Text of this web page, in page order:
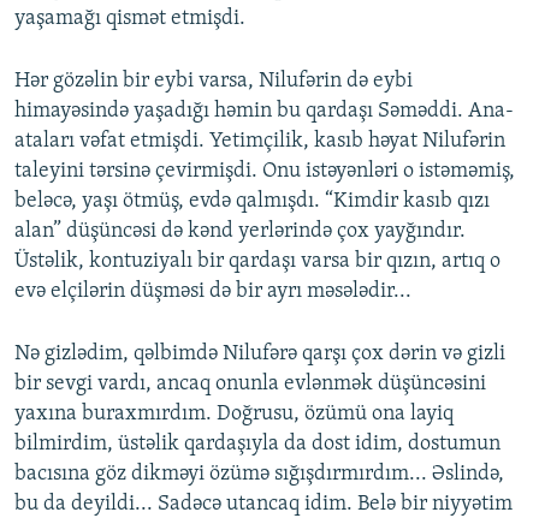
yaşamağı qismət etmişdi.
Hər gözəlin bir eybi varsa, Nilufərin də eybi
himayəsində yaşadığı həmin bu qardaşı Səməddi. Ana-
ataları vəfat etmişdi. Yetimçilik, kasıb həyat Nilufərin
taleyini tərsinə çevirmişdi. Onu istəyənləri o istəməmiş,
beləcə, yaşı ötmüş, evdə qalmışdı. “Kimdir kasıb qızı
alan” düşüncəsi də kənd yerlərində çox yayğındır.
Üstəlik, kontuziyalı bir qardaşı varsa bir qızın, artıq o
evə elçilərin düşməsi də bir ayrı məsələdir...
Nə gizlədim, qəlbimdə Nilufərə qarşı çox dərin və gizli
bir sevgi vardı, ancaq onunla evlənmək düşüncəsini
yaxına buraxmırdım. Doğrusu, özümü ona layiq
bilmirdim, üstəlik qardaşıyla da dost idim, dostumun
bacısına göz dikməyi özümə sığışdırmırdım... Əslində,
bu da deyildi... Sadəcə utancaq idim. Belə bir niyyətim